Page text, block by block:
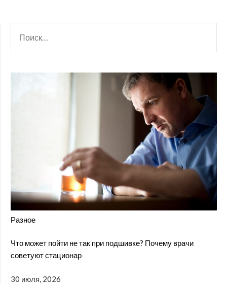
Разное
Что может пойти не так при подшивке? Почему врачи
советуют стационар
30 июля, 2026